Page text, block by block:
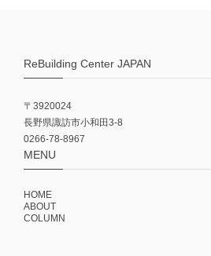
ReBuilding Center JAPAN
〒3920024
長野県諏訪市小和田3-8
0266-78-8967
MENU
HOME
ABOUT
COLUMN